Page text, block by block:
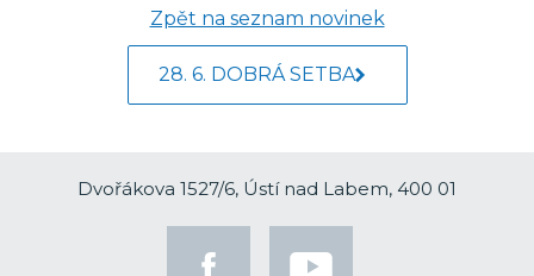
Zpět na seznam novinek
28. 6. DOBRÁ SETBA
Dvořákova 1527/6, Ústí nad Labem, 400 01